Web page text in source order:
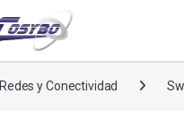
Redes y Conectividad